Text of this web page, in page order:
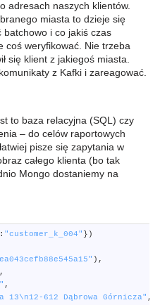
adresach naszych klientów.
miasta to dzieje się
i co jakiś czas
coś weryfikować. Nie trzeba
się klient z jakiegoś miasta.
z Kafki i zareagować.
to baza relacyjna (SQL) czy
– do celów raportowych
pisze się zapytania w
całego klienta (bo tak
Mongo dostaniemy na
R
: "customer_k_004" } )
) ,
,
,
13\n12-612 Dąbrowa Górnicza" ,